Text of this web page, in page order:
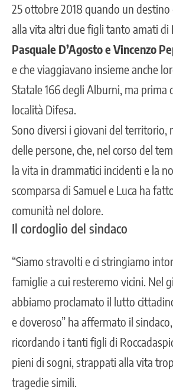
25 ottobre 2018 quando un
alla vita altri due figli tanto amati di
Pasquale D’Agosto e Vincenzo
e che viaggiavano insieme anche
Statale 166 degli Alburni, ma prima
località Difesa.
Sono diversi i giovani del territorio,
delle persone, che, nel corso del
la vita in drammatici incidenti e la
scomparsa di Samuel e Luca ha
comunità nel dolore.
Il cordoglio del sindaco
“Siamo stravolti e ci stringiamo
famiglie a cui resteremo vicini. Nel
abbiamo proclamato il lutto
e doveroso” ha affermato il sindaco,
ricordando i tanti figli di
pieni di sogni, strappati alla vita
tragedie simili.